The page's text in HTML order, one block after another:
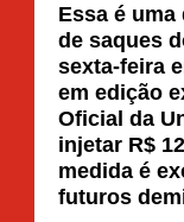
Essa é
de saques
sexta-feira
em edição
Oficial da
injetar R$
medida é
futuros